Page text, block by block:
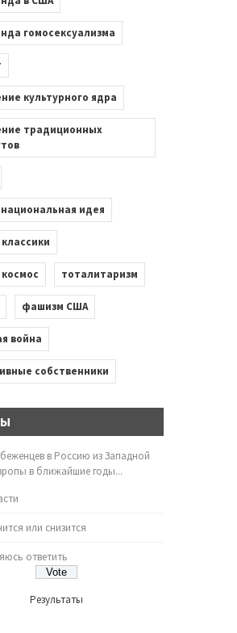
гомосексуализма
культурного ядра
традиционных
национальная идея
тоталитаризм
фашизм США
война
собственники
в Россию из Западной
в ближайшие годы...
или снизится
ответить
Результаты